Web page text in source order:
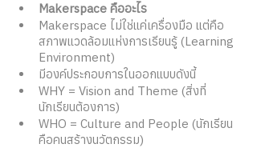
Makerspace คืออะไร
Makerspace ไม่ใช่แค่เครื่องมือ แต่คือ
สภาพแวดล้อมแห่งการเรียนรู้ (Learning
Environment)
มีองค์ประกอบการในออกแบบดังนี้
WHY = Vision and Theme (สิ่งที่
นักเรียนต้องการ)
WHO = Culture and People (นักเรียน
คือคนสร้างนวัตกรรม)